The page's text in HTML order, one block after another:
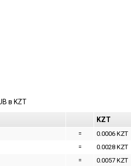
в KZT
KZT
=
0.0006 KZT
=
0.0028 KZT
=
0.0057 KZT